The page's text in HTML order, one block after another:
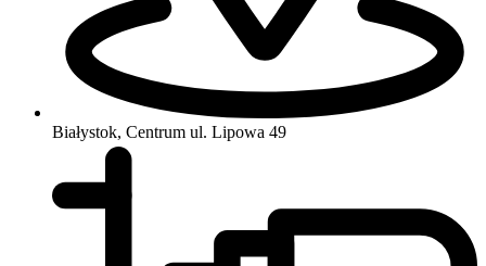
Białystok, Centrum ul. Lipowa 49